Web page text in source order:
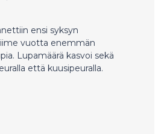
ensi syksyn
vuotta enemmän
Lupamäärä kasvoi sekä
että kuusipeuralla.